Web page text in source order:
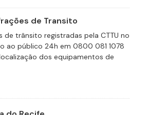
de Transito
de trânsito registradas pela CTTU no
ao público 24h em 0800 081 1078
dos equipamentos de